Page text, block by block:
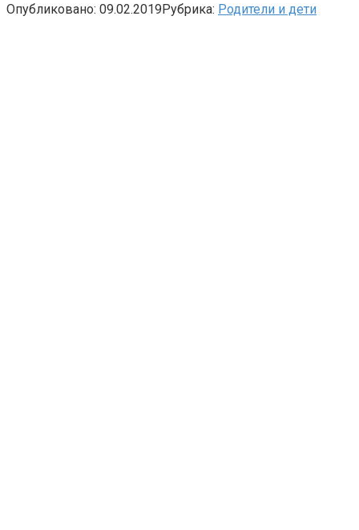
Опубликовано: 09.02.2019Рубрика: Родители и дети